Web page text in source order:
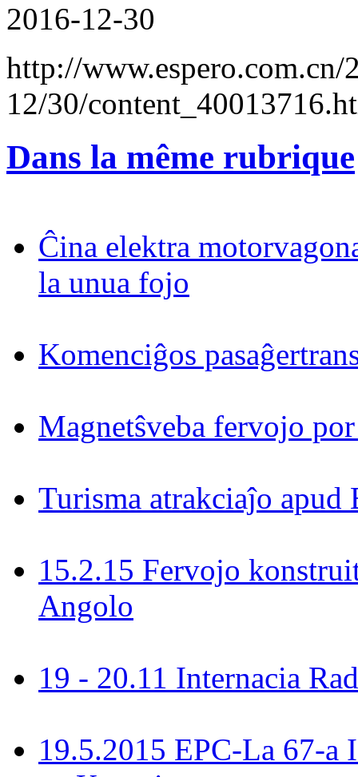
2016-12-30
http://www.espero.com.cn/
12/30/
Dans la même rubrique
Ĉina elektra
la unua fojo
Komenciĝos
Magnetŝveba fervojo
Turisma atrakciaĵo apud
15.2.15 Fervojo
Angolo
19 - 20.11 Internacia
19.5.2015 EPC-La 67-a